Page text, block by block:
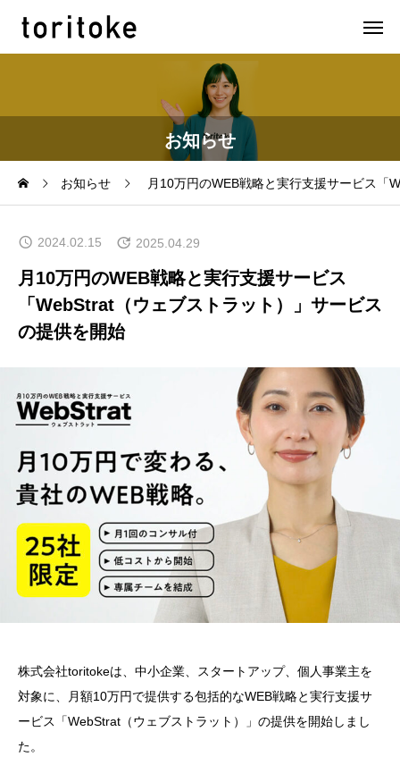
お知らせ
お知らせ 月10万円のWEB戦略と実行支援サービス「
2024.02.15 2025.04.29
月10万円のWEB戦略と実行支援サービス
「WebStrat（ウェブストラット）」サービス
の提供を開始
株式会社toritokeは、中小企業、スタートアップ、個人事業主を
対象に、月額10万円で提供する包括的なWEB戦略と実行支援サ
ービス「WebStrat（ウェブストラット）」の提供を開始しまし
た。